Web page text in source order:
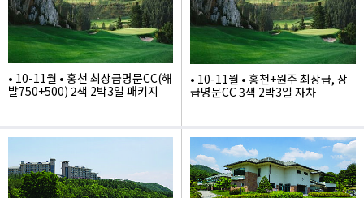
• 10-11월 • 홍천 최상급명문CC(해
발750+500) 2색 2박3일 패키지
995,000
• 10-11월 • 홍천+원주 최상급, 상
급명문CC 3색 2박3일 자차
1,010,000